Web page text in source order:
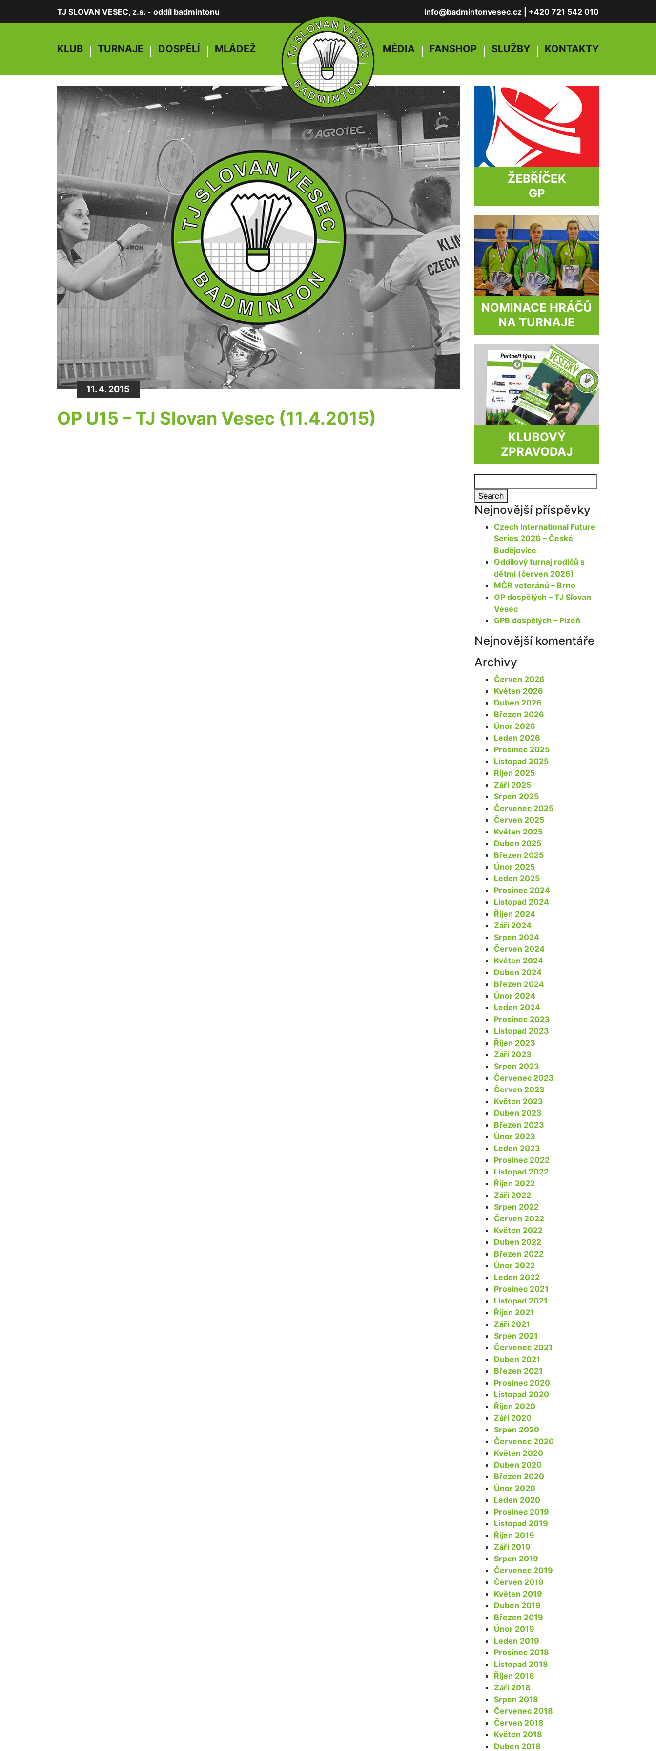
TJ SLOVAN VESEC, z.s. - oddíl badmintonu info@badmintonvesec.cz +420 721 542 010
KLUB TURNAJE DOSPĚLÍ MLÁDEŽ MÉDIA FANSHOP SLUŽBY KONTAKTY
11. 4. 2015
OP U15 – TJ Slovan Vesec (11.4.2015)
ŽEBŘÍČEK
GP
NOMINACE HRÁČŮ
NA TURNAJE
KLUBOVÝ
ZPRAVODAJ
for:
Search
Nejnovější příspěvky
Czech International Future
Series 2026 – České
Budějovice
Oddílový turnaj rodičů s
dětmi (červen 2026)
MČR veteránů – Brno
OP dospělých – TJ Slovan
Vesec
GPB dospělých – Plzeň
Nejnovější komentáře
Archivy
Červen 2026
Květen 2026
Duben 2026
Březen 2026
Únor 2026
Leden 2026
Prosinec 2025
Listopad 2025
Říjen 2025
Září 2025
Srpen 2025
Červenec 2025
Červen 2025
Květen 2025
Duben 2025
Březen 2025
Únor 2025
Leden 2025
Prosinec 2024
Listopad 2024
Říjen 2024
Září 2024
Srpen 2024
Červen 2024
Květen 2024
Duben 2024
Březen 2024
Únor 2024
Leden 2024
Prosinec 2023
Listopad 2023
Říjen 2023
Září 2023
Srpen 2023
Červenec 2023
Červen 2023
Květen 2023
Duben 2023
Březen 2023
Únor 2023
Leden 2023
Prosinec 2022
Listopad 2022
Říjen 2022
Září 2022
Srpen 2022
Červen 2022
Květen 2022
Duben 2022
Březen 2022
Únor 2022
Leden 2022
Prosinec 2021
Listopad 2021
Říjen 2021
Září 2021
Srpen 2021
Červenec 2021
Duben 2021
Březen 2021
Prosinec 2020
Listopad 2020
Říjen 2020
Září 2020
Srpen 2020
Červenec 2020
Květen 2020
Duben 2020
Březen 2020
Únor 2020
Leden 2020
Prosinec 2019
Listopad 2019
Říjen 2019
Září 2019
Srpen 2019
Červenec 2019
Červen 2019
Květen 2019
Duben 2019
Březen 2019
Únor 2019
Leden 2019
Prosinec 2018
Listopad 2018
Říjen 2018
Září 2018
Srpen 2018
Červenec 2018
Červen 2018
Květen 2018
Duben 2018